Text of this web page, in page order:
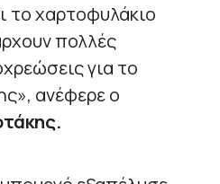
το χαρτοφυλάκιο
πολλές
για το
ανέφερε ο